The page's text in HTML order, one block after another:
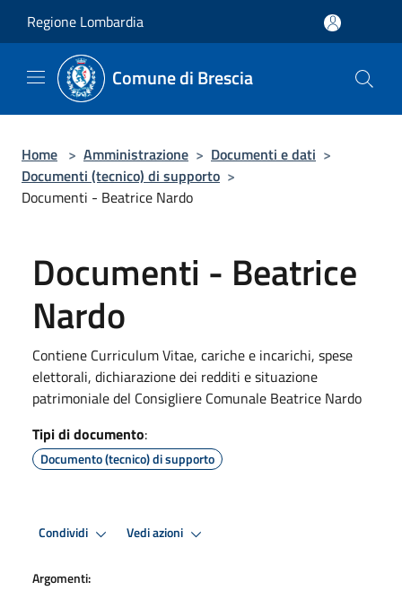
Regione Lombardia
Comune di Brescia
Home > Amministrazione > Documenti e dati >
Documenti (tecnico) di supporto >
Documenti - Beatrice Nardo
Documenti - Beatrice
Nardo
Contiene Curriculum Vitae, cariche e incarichi, spese
elettorali, dichiarazione dei redditi e situazione
patrimoniale del Consigliere Comunale Beatrice Nardo
Tipi di documento:
Documento (tecnico) di supporto
Condividi Vedi azioni
Argomenti: